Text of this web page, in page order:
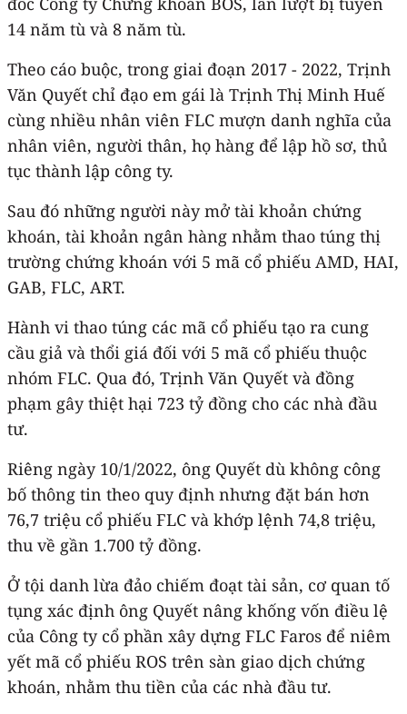
14 năm tù và 8 năm tù.
Theo cáo buộc, trong giai đoạn 2017 - 2022, Trịnh
Văn Quyết chỉ đạo em gái là Trịnh Thị Minh Huế
cùng nhiều nhân viên FLC mượn danh nghĩa của
nhân viên, người thân, họ hàng để lập hồ sơ, thủ
tục thành lập công ty.
Sau đó những người này mở tài khoản chứng
khoán, tài khoản ngân hàng nhằm thao túng thị
trường chứng khoán với 5 mã cổ phiếu AMD, HAI,
GAB, FLC, ART.
Hành vi thao túng các mã cổ phiếu tạo ra cung
cầu giả và thổi giá đối với 5 mã cổ phiếu thuộc
nhóm FLC. Qua đó, Trịnh Văn Quyết và đồng
phạm gây thiệt hại 723 tỷ đồng cho các nhà đầu
tư.
Riêng ngày 10/1/2022, ông Quyết dù không công
bố thông tin theo quy định nhưng đặt bán hơn
76,7 triệu cổ phiếu FLC và khớp lệnh 74,8 triệu,
thu về gần 1.700 tỷ đồng.
Ở tội danh lừa đảo chiếm đoạt tài sản, cơ quan tố
tụng xác định ông Quyết nâng khống vốn điều lệ
của Công ty cổ phần xây dựng FLC Faros để niêm
yết mã cổ phiếu ROS trên sàn giao dịch chứng
khoán, nhằm thu tiền của các nhà đầu tư.